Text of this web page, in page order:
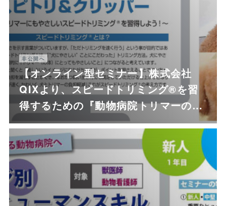
非公開へ
【オンライン型セミナー】株式会社
QIXより、スピードトリミング®を習
得するための『動物病院トリマーの…